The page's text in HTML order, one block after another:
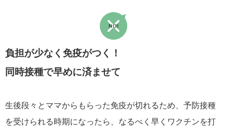
負担が少なく免疫がつく！
同時接種で早めに済ませて
生後段々とママからもらった免疫が切れるため、予防接種
を受けられる時期になったら、なるべく早くワクチンを打